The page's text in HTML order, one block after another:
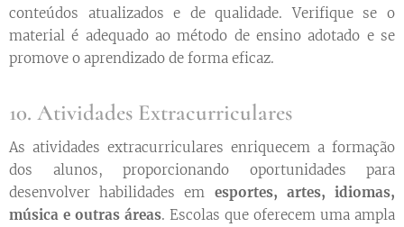
conteúdos atualizados e de qualidade. Verifique se o
material é adequado ao método de ensino adotado e se
promove o aprendizado de forma eficaz.
10. Atividades Extracurriculares
As atividades extracurriculares enriquecem a formação
dos alunos, proporcionando oportunidades para
desenvolver habilidades em esportes, artes, idiomas,
música e outras áreas. Escolas que oferecem uma ampla